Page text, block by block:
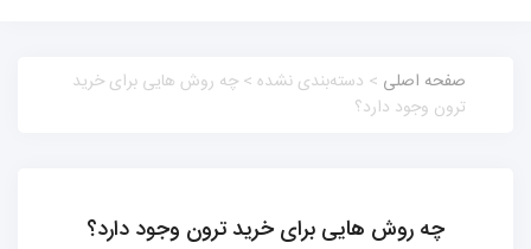
صفحه اصلی > دسته‌بندی نشده > چه روش هایی برای خرید
ترون وجود دارد؟
چه روش هایی برای خرید ترون وجود دارد؟